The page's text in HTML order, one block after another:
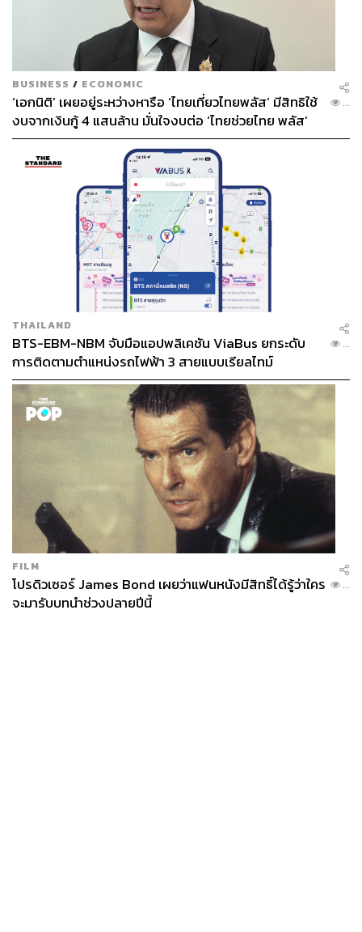
BUSINESS / ECONOMIC
‘เอกนิติ’ เผยอยู่ระหว่างหารือ ‘ไทยเที่ยวไทยพลัส’ มีสิทธิใช้
งบจากเงินกู้ 4 แสนล้าน มั่นใจงบต่อ ‘ไทยช่วยไทย พลัส’
เฟส 2 มีเพียงพอ
...
THAILAND
BTS-EBM-NBM จับมือแอปพลิเคชัน ViaBus ยกระดับ
การติดตามตำแหน่งรถไฟฟ้า 3 สายแบบเรียลไทม์
...
FILM
โปรดิวเซอร์ James Bond เผยว่าแฟนหนังมีสิทธิ์ได้รู้ว่าใคร
จะมารับบทนำช่วงปลายปีนี้
...